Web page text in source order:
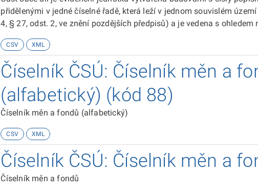
přidělenými v jedné číselné řadě, která leží v jednom souvislém
4, § 27, odst. 2, ve znění pozdějších předpisů) a je vedena s
skladebné do příslušné obce, městského obvodu nebo městské části a
pracovním účelům jsou odvozovány obalové křivky dílových částí
obvodů, patřících do téže dílové části obce. Takto vymezené dílové
územím (více částí obce je namícháno do sebe, budovy patřící do
vzdálené na více polygonech).
CSV XML
Číselník ČSÚ: Číselník měn a
(alfabetický) (kód 88)
Číselník měn a fondů (alfabetický)
CSV XML
Číselník ČSÚ: Číselník měn a
Číselník měn a fondů